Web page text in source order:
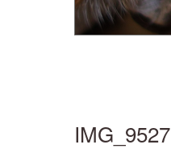
IMG_9527